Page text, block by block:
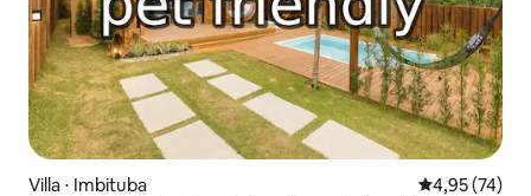
Villa ⋅ Imbituba Évaluation
4,95 (74)